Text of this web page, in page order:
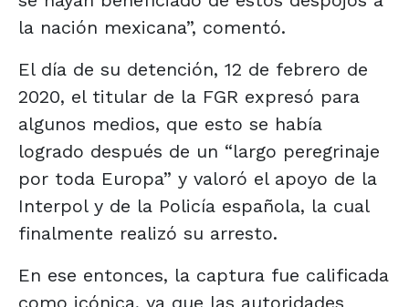
la nación mexicana”, comentó.
El día de su detención, 12 de febrero de
2020, el titular de la FGR expresó para
algunos medios, que esto se había
logrado después de un “largo peregrinaje
por toda Europa” y valoró el apoyo de la
Interpol y de la Policía española, la cual
finalmente realizó su arresto.
En ese entonces, la captura fue calificada
como icónica, ya que las autoridades